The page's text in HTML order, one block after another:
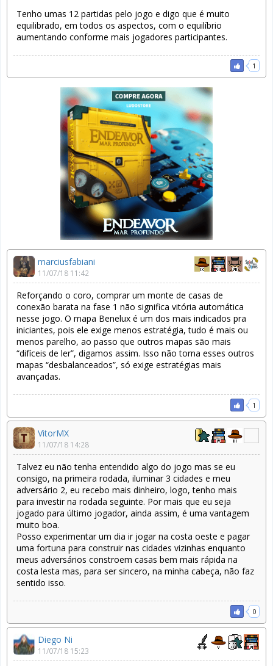
Tenho umas 12 partidas pelo jogo e digo que é muito
equilibrado, em todos os aspectos, com o equilíbrio
aumentando conforme mais jogadores participantes.
1
marciusfabiani
11/07/18 11:42
Reforçando o coro, comprar um monte de casas de
conexão barata na fase 1 não significa vitória automática
nesse jogo. O mapa Benelux é um dos mais indicados pra
iniciantes, pois ele exige menos estratégia, tudo é mais ou
menos parelho, ao passo que outros mapas são mais
“difíceis de ler”, digamos assim. Isso não torna esses outros
mapas “desbalanceados”, só exige estratégias mais
avançadas.
1
VitorMX
11/07/18 14:28
Talvez eu não tenha entendido algo do jogo mas se eu
consigo, na primeira rodada, iluminar 3 cidades e meu
adversário 2, eu recebo mais dinheiro, logo, tenho mais
para investir na rodada seguinte. Por mais que eu seja
jogado para último jogador, ainda assim, é uma vantagem
muito boa.
Posso experimentar um dia ir jogar na costa oeste e pagar
uma fortuna para construir nas cidades vizinhas enquanto
meus adversários constroem casas bem mais rápida na
costa lesta mas, para ser sincero, na minha cabeça, não faz
sentido isso.
0
Diego Ni
11/07/18 15:23